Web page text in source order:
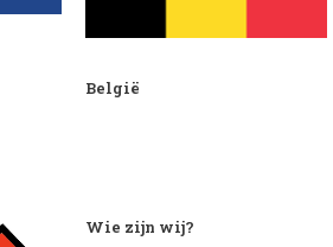
België
Wie zijn wij?